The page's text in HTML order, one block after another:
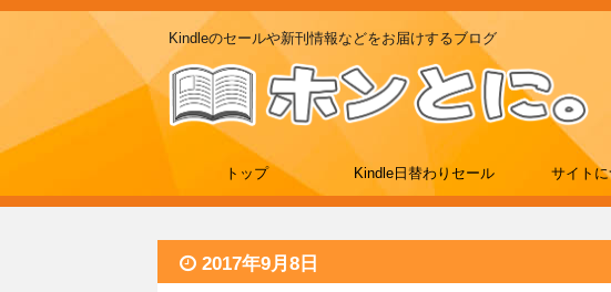
Kindleのセールや新刊情報などをお届けするブログ
トップ Kindle日替わりセール サイト
2017年9月8日